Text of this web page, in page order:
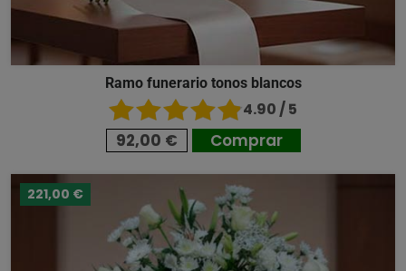
Ramo funerario tonos blancos
4.90 / 5
92,00 € Comprar
221,00 €